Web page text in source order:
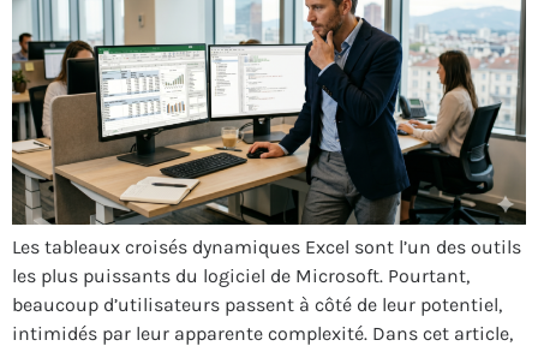
Les tableaux croisés dynamiques Excel sont l’un des outils
les plus puissants du logiciel de Microsoft. Pourtant,
beaucoup d’utilisateurs passent à côté de leur potentiel,
intimidés par leur apparente complexité. Dans cet article,